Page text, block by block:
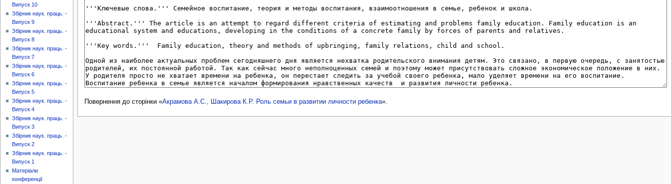
Повернення до сторінки «Акрамова А.С., Шакирова К.Р. Роль семьи в развитии личности ребенка».
Випуск 10
Збірник наук. праць. -
Випуск 9
Збірник наук. праць. -
Випуск 8
Збірник наук. праць. -
Випуск 7
Збірник наук. праць. -
Випуск 6
Збірник наук. праць. -
Випуск 5
Збірник наук. праць. -
Випуск 4
Збірник наук. праць. -
Випуск 3
Збірник наук. праць. -
Випуск 2
Збірник наук. праць. -
Випуск 1
Матеріали
конференції